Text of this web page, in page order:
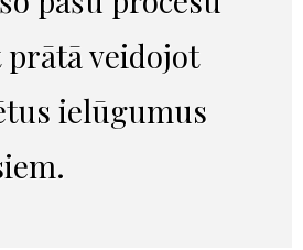
veidojot
ielūgumus